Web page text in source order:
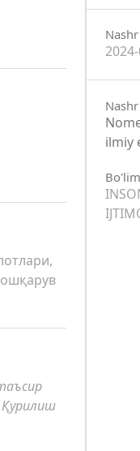
Қурилиш
Nashr
ilmiy
Bo'lim